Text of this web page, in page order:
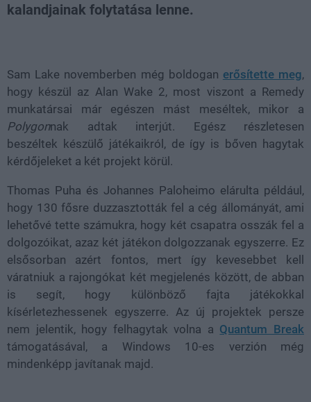
kalandjainak folytatása lenne.
Sam Lake novemberben még boldogan erősítette meg,
hogy készül az Alan Wake 2, most viszont a Remedy
munkatársai már egészen mást meséltek, mikor a
Polygonnak adtak interjút. Egész részletesen
beszéltek készülő játékaikról, de így is bőven hagytak
kérdőjeleket a két projekt körül.
Thomas Puha és Johannes Paloheimo elárulta például,
hogy 130 fősre duzzasztották fel a cég állományát, ami
lehetővé tette számukra, hogy két csapatra osszák fel a
dolgozóikat, azaz két játékon dolgozzanak egyszerre. Ez
elsősorban azért fontos, mert így kevesebbet kell
váratniuk a rajongókat két megjelenés között, de abban
is segít, hogy különböző fajta játékokkal
kísérletezhessenek egyszerre. Az új projektek persze
nem jelentik, hogy felhagytak volna a Quantum Break
támogatásával, a Windows 10-es verzión még
mindenképp javítanak majd.